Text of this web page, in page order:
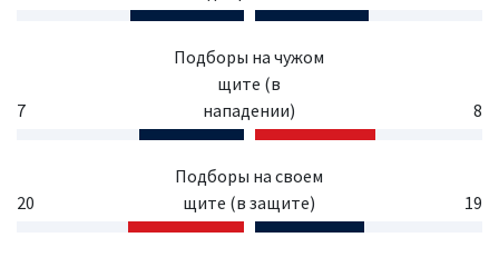
7
Подборы на чужом
щите (в
нападении)
8
20
Подборы на своем
щите (в защите)
19